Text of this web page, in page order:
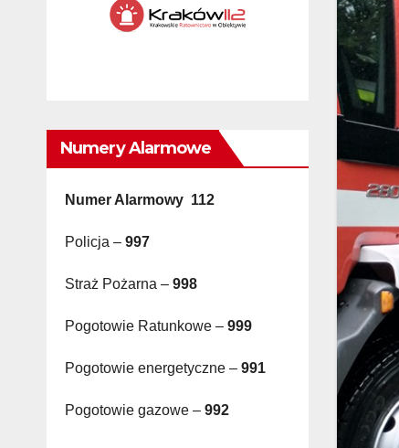
Numery Alarmowe
Numer Alarmowy 112
Policja – 997
Straż Pożarna – 998
Pogotowie Ratunkowe – 999
Pogotowie energetyczne – 991
Pogotowie gazowe – 992